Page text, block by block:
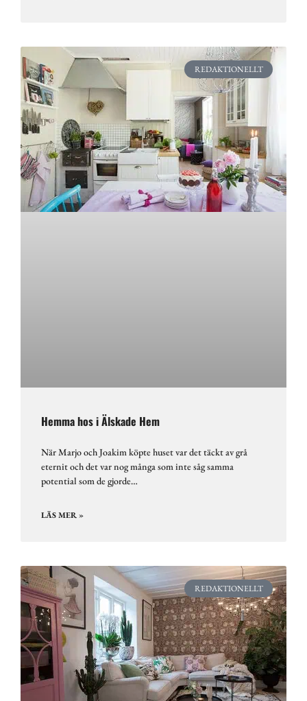
REDAKTIONELLT
Hemma hos i Älskade Hem
När Marjo och Joakim köpte huset var det täckt av grå
eternit och det var nog många som inte såg samma
potential som de gjorde…
LÄS MER »
REDAKTIONELLT